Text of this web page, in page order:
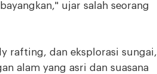
ujar salah seorang
rafting, dan eksplorasi sungai,
alam yang asri dan suasana